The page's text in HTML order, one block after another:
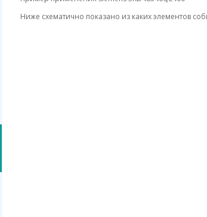
Ниже схематично показано из каких элементов